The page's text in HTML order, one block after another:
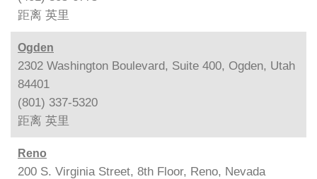
距离 英里
Ogden
2302 Washington Boulevard, Suite 400, Ogden, Utah
84401
(801) 337-5320
距离 英里
Reno
200 S. Virginia Street, 8th Floor, Reno, Nevada